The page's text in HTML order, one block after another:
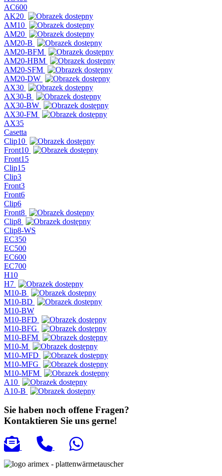
AC600
AK20
AM10
AM20
AM20-B
AM20-BFM
AM20-HBM
AM20-SFM
AM20-DW
AX30
AX30-B
AX30-BW
AX30-FM
AX35
Casetta
Clip10
Front10
Front15
Clip15
Clip3
Front3
Front6
Clip6
Front8
Clip8
Clip8-WS
EC350
EC500
EC600
EC700
H10
H7
M10-B
M10-BD
M10-BW
M10-BFD
M10-BFG
M10-BFM
M10-M
M10-MFD
M10-MFG
M10-MFM
A10
A10-B
Sie haben noch offene Fragen?
Kontaktieren Sie uns gerne!